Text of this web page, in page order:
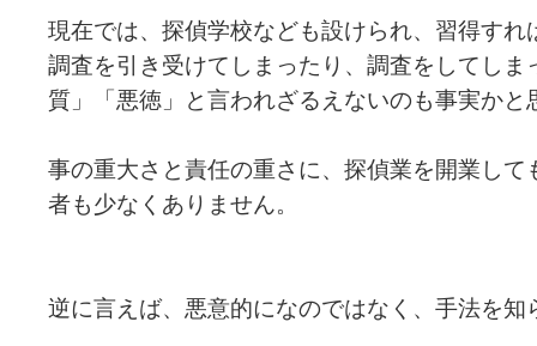
現在では、探偵学校なども設けられ、習得す
調査を引き受けてしまったり、調査をしてし
質」「悪徳」と言われざるえないのも事実かと
事の重大さと責任の重さに、探偵業を開業し
者も少なくありません。
逆に言えば、悪意的になのではなく、手法を知